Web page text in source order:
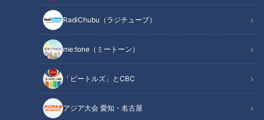
RadiChubu（ラジチューブ）
me:tone（ミートーン）
「ビートルズ」とCBC
アジア大会 愛知・名古屋
ほぼ愛知・安城市の愛されフー
ド『和泉長そうめん』をいただ
きます！【チャント！】
ほぼ愛知・春日井市だけ愛され
フード『ハオユー麺』をいただ